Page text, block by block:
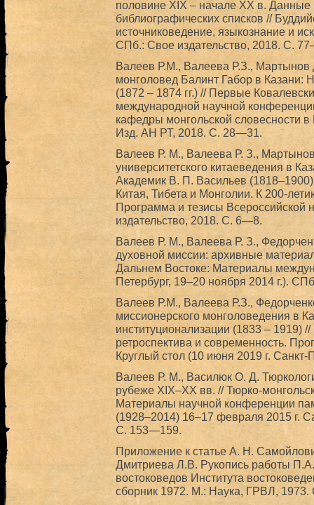
половине XIX – начале XX в.
библиографических списков //
источниковедение, языкознание и
СПб.: Свое издательство, 2018. С.
Валеев Р.М., Валеева Р.З.,
монголовед Балинт Габор в
(1872 – 1874 гг.) // Первые
международной научной
кафедры монгольской словесности в
Изд. АН РТ, 2018. С. 28—31.
Валеев Р. М., Валеева Р. З.,
университетского китаеведения в
Академик В. П. Васильев (1818–1900)
Китая, Тибета и Монголии. К 200-
Программа и тезисы
издательство, 2018. С. 6—8.
Валеев Р. М., Валеева Р. З.,
духовной миссии: архивные
Дальнем Востоке: Материалы
Петербург, 19–20 ноября 2014 г.).
Валеев Р.М., Валеева Р.З.,
миссионерского монголоведения в
институционализации (1833 – 1919)
ретроспектива и современность.
Круглый стол (10 июня 2019 г.
Валеев Р. М., Василюк О. Д.
рубеже ХIХ–ХХ вв. // Тюрко-
Материалы научной конференции
(1928–2014) 16–17 февраля 2015 г.
C. 153—159.
Приложение к статье А. Н.
Дмитриева Л.В. Рукопись работы
востоковедов Института
сборник 1972. М.: Наука, ГРВЛ,